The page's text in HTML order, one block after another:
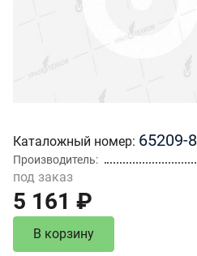
Каталожный номер 65209-
Производитель
под заказ
5 161 ₽
В корзину